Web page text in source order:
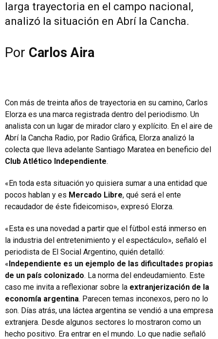
larga trayectoria en el campo nacional,
analizó la situación en Abrí la Cancha.
Por Carlos Aira
Con más de treinta años de trayectoria en su camino, Carlos
Elorza es una marca registrada dentro del periodismo. Un
analista con un lugar de mirador claro y explícito. En el aire de
Abrí la Cancha Radio, por Radio Gráfica, Elorza analizó la
colecta que lleva adelante Santiago Maratea en beneficio del
Club Atlético Independiente.
«En toda esta situación yo quisiera sumar a una entidad que
pocos hablan y es Mercado Libre, qué será el ente
recaudador de éste fideicomiso», expresó Elorza.
«Esta es una novedad a partir que el fùtbol está inmerso en
la industria del entretenimiento y el espectáculo», señaló el
periodista de El Social Argentino, quién detalló:
«Independiente es un ejemplo de las dificultades propias
de un país colonizado. La norma del endeudamiento. Este
caso me invita a reflexionar sobre la extranjerización de la
economía argentina. Parecen temas inconexos, pero no lo
son. Días atrás, una láctea argentina se vendió a una empresa
extranjera. Desde algunos sectores lo mostraron como un
hecho positivo. Era entrar en el mundo. Lo que nadie señaló